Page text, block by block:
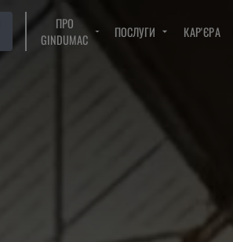
ПРО
GINDUMAC
ПОСЛУГИ КАР'ЄРА